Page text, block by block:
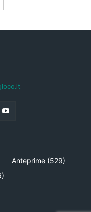
Anteprime (529)